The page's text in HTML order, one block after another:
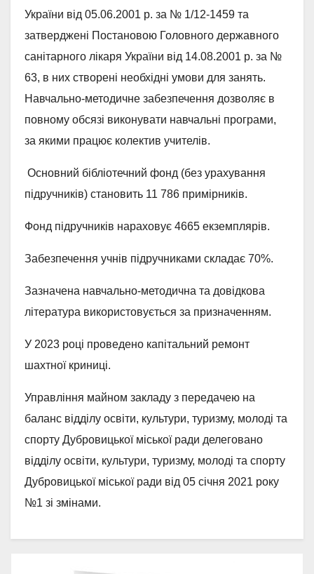
України від 05.06.2001 р. за № 1/12-1459 та
затверджені Постановою Головного державного
санітарного лікаря України від 14.08.2001 р. за №
63, в них створені необхідні умови для занять.
Навчально-методичне забезпечення дозволяє в
повному обсязі виконувати навчальні програми,
за якими працює колектив учителів.
Основний бібліотечний фонд (без урахування
підручників) становить 11 786 примірників.
Фонд підручників нараховує 4665 екземплярів.
Забезпечення учнів підручниками складає 70%.
Зазначена навчально-методична та довідкова
література використовується за призначенням.
У 2023 році проведено капітальний ремонт
шахтної криниці.
Управління майном закладу з передачею на
баланс відділу освіти, культури, туризму, молоді та
спорту Дубровицької міської ради делеговано
відділу освіти, культури, туризму, молоді та спорту
Дубровицької міської ради від 05 січня 2021 року
№1 зі змінами.